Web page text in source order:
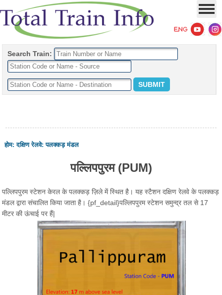
Search Train:
होम:दक्षिण रेलवे:पलक्कड़ मंडल
पल्लिपपुरम (PUM)
पल्लिपपुरम स्टेशन केरल के पलक्कड़ ज़िले में स्थित है। यह स्टैशन दक्षिण रेलवे के पलक्कड़
मंडल द्वारा संचालित किया जाता है। {pf_detail}पल्लिपपुरम स्टेशन समुन्द्र तल से 17
मीटर की ऊंचाई पर हैं|